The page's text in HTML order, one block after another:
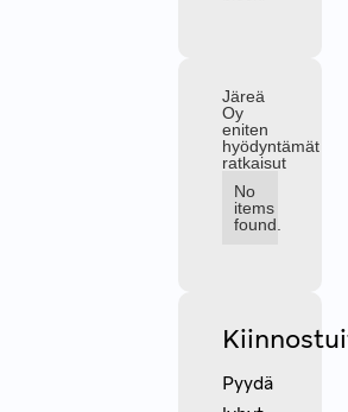
Järeä
Oy
eniten
hyödyntämät
ratkaisut
No
items
found.
Pyydä